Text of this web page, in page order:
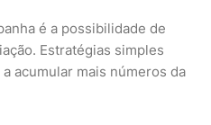
é a possibilidade de
Estratégias simples
acumular mais números da